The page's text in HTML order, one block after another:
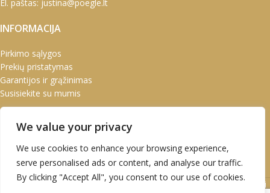
We value your privacy
We use cookies to enhance your browsing experience,
serve personalised ads or content, and analyse our traffic.
By clicking "Accept All", you consent to our use of cookies.
El. paštas: justina@poegle.lt
INFORMACIJA
Pirkimo sąlygos
Prekių pristatymas
Garantijos ir grąžinimas
Susisiekite su mumis
Paskyra
UAB Marškinėlis © 2020 Atvirukai | Prabangūs atvirukai | Kalėdiniai